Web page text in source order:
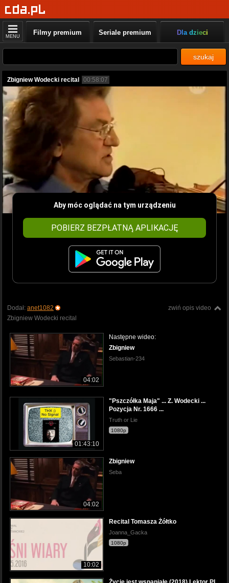
MENU Filmy premium Seriale premium Dla dzieci
szukaj
Zbigniew Wodecki recital 00:58:07
Aby móc oglądać na tym urządzeniu
POBIERZ BEZPŁATNĄ APLIKACJĘ
zwiń opis video
Dodał: anet1082
Zbigniew Wodecki recital
04:02
Następne wideo:
Zbigniew
Sebastian-234
01:43:10
"Pszczółka Maja" ... Z. Wodecki ...
Pozycja Nr. 1666 ...
Truth or Lie
1080p
04:02
Zbigniew
Seba
10:02
Recital Tomasza Żółtko
Joanna_Gacka
1080p